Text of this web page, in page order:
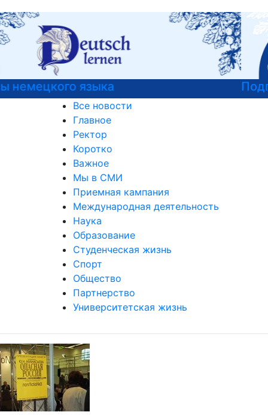
Подготовительные курсы к ЕГЭ
Все новости
Главное
Ректор
Коротко
Важное
Мы в СМИ
Приемная кампания
Международная деятельность
Наука
Образование
Студенческая жизнь
Спорт
Общество
Партнерство
Университетская жизнь